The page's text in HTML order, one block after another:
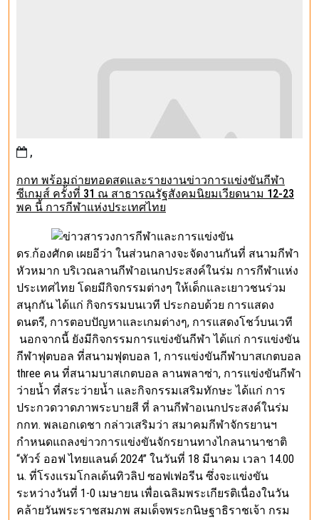
,
กกท พร้อมถ่ายทอดสดและรายงานข่าวการแข่งขันกีฬา
ซีเกมส์ ครั้งที่ 31 ณ สาธารณรัฐสังคมนิยมเวียดนาม 12-23
พค นี้ การกีฬาแห่งประเทศไทย
ดร.ก้องศักด เผยอีว่า ในส่วนกลางจะจัดงานกันที่ สนามกีฬา
หัวหมาก บริเวณลานกีฬาอเนกประสงค์ในร่ม การกีฬาแห่ง
ประเทศไทย โดยมีกิจกรรมต่างๆ ให้เด็กและเยาวชนร่วม
สนุกกัน ได้แก่ กิจกรรมบนเวที ประกอบด้วย การแสดง
ดนตรี, การตอบปัญหาและเกมต่างๆ, การแสดงโชว์บนเวที
นอกจากนี้ ยังมีกิจกรรมการแข่งขันกีฬา ได้แก่ การแข่งขัน
กีฬาฟุตบอล ที่สนามฟุตบอล 1, การแข่งขันกีฬาบาสเกตบอล
three คน ที่สนามบาสเกตบอล ลานพลาซ่า, การแข่งขันกีฬา
ว่ายน้ำ ที่สระว่ายน้ำ และกิจกรรมเสริมทักษะ ได้แก่ การ
ประกวดวาดภาพระบายสี ที่ ลานกีฬาอเนกประสงค์ในร่ม
กกท. พลเอกเดชา กล่าวเสริมว่า สมาคมกีฬาจักรยานฯ
กำหนดแถลงข่าวการแข่งขันจักรยานทางไกลนานาชาติ
“ทัวร์ ออฟ ไทยแลนด์ 2024” ในวันที่ 18 มีนาคม เวลา 14.00
น. ที่โรงแรมโกลเด้นทิวลิป ซอฟเฟอรีน ซึ่งจะแข่งขัน
ระหว่างวันที่ 1-0 เมษายน เพื่อเฉลิมพระเกียรติเนื่องในวัน
คล้ายวันพระราชสมภพ สมเด็จพระกนิษฐาธิราชเจ้า กรม